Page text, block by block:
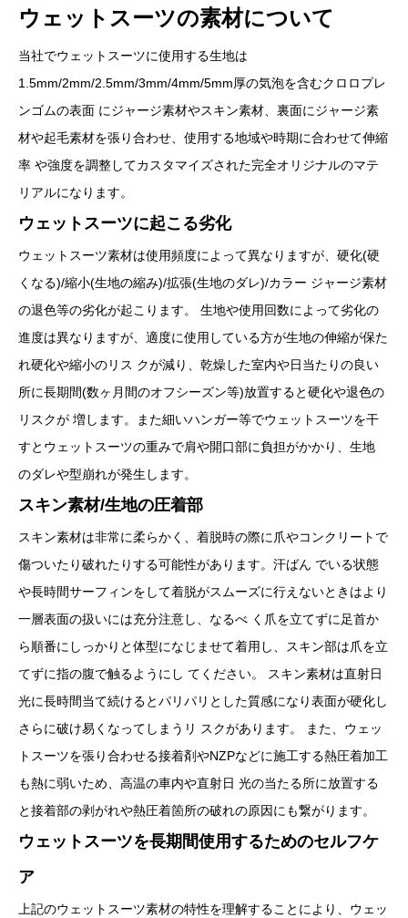
ウェットスーツの素材について
当社でウェットスーツに使用する生地は
1.5mm/2mm/2.5mm/3mm/4mm/5mm厚の気泡を含むクロロプレ
ンゴムの表面 にジャージ素材やスキン素材、裏面にジャージ素
材や起毛素材を張り合わせ、使用する地域や時期に合わせて伸縮
率 や強度を調整してカスタマイズされた完全オリジナルのマテ
リアルになります。
ウェットスーツに起こる劣化
ウェットスーツ素材は使用頻度によって異なりますが、硬化(硬
くなる)/縮小(生地の縮み)/拡張(生地のダレ)/カラー ジャージ素材
の退色等の劣化が起こります。 生地や使用回数によって劣化の
進度は異なりますが、適度に使用している方が生地の伸縮が保た
れ硬化や縮小のリス クが減り、乾燥した室内や日当たりの良い
所に長期間(数ヶ月間のオフシーズン等)放置すると硬化や退色の
リスクが 増します。また細いハンガー等でウェットスーツを干
すとウェットスーツの重みで肩や開口部に負担がかかり、生地
のダレや型崩れが発生します。
スキン素材/生地の圧着部
スキン素材は非常に柔らかく、着脱時の際に爪やコンクリートで
傷ついたり破れたりする可能性があります。汗ばん でいる状態
や長時間サーフィンをして着脱がスムーズに行えないときはより
一層表面の扱いには充分注意し、なるべ く爪を立てずに足首か
ら順番にしっかりと体型になじませて着用し、スキン部は爪を立
てずに指の腹で触るようにし てください。 スキン素材は直射日
光に長時間当て続けるとパリパリとした質感になり表面が硬化し
さらに破け易くなってしまうリ スクがあります。 また、ウェッ
トスーツを張り合わせる接着剤やNZPなどに施工する熱圧着加工
も熱に弱いため、高温の車内や直射日 光の当たる所に放置する
と接着部の剥がれや熱圧着箇所の破れの原因にも繋がります。
ウェットスーツを長期間使用するためのセルフケ
ア
上記のウェットスーツ素材の特性を理解することにより、ウェッ